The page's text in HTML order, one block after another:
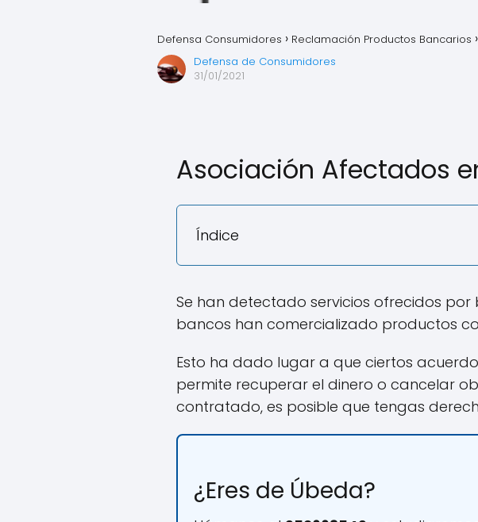
Defensa Consumidores Reclamación Productos Bancarios
Defensa de Consumidores
31/01/2021
Asociación Afectados
Índice
Se han detectado servicios ofrecidos
bancos han comercializado productos
Esto ha dado lugar a que ciertos
permite recuperar el dinero o cancelar
contratado, es posible que tengas
¿Eres de Úbeda?